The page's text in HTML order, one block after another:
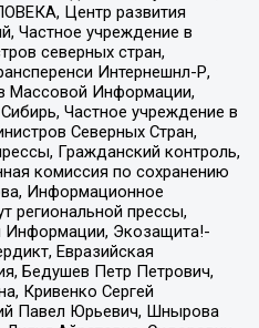
Центр развития
Частное учреждение в
северных стран,
Интернешнл-Р,
Массовой Информации,
Частное учреждение в
Северных Стран,
Гражданский контроль,
комиссия по сохранению
Информационное
региональной прессы,
Информации, Экозащита!-
Евразийская
Бедушев Петр Петрович,
Кривенко Сергей
Павел Юрьевич, Шнырова